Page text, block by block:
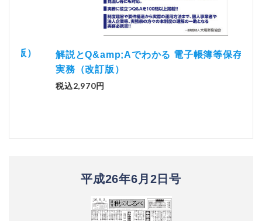
解説とQ&amp;Aでわかる 電子帳簿等保存制度の
実務（改訂版）
税込2,970円
平成26年6月2日号